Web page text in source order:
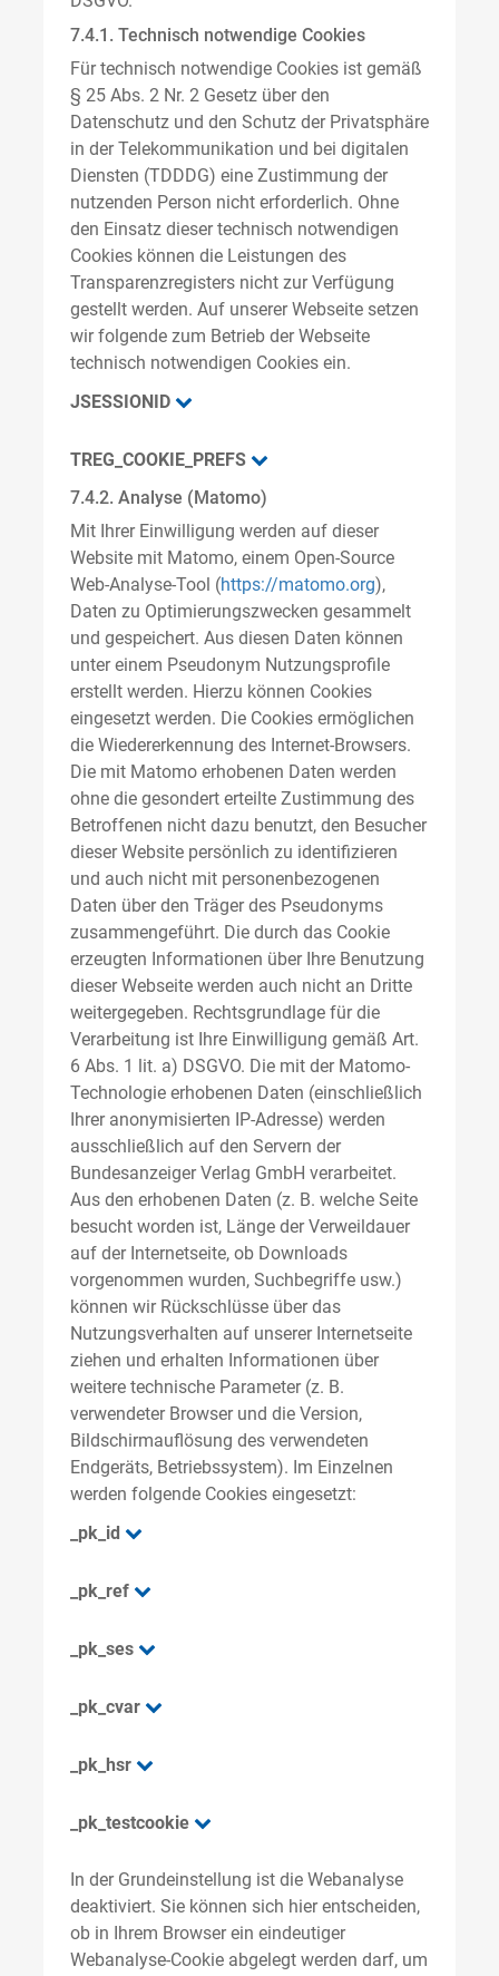
7.4.1. Technisch notwendige Cookies
Für technisch notwendige Cookies ist gemäß
§ 25 Abs. 2 Nr. 2 Gesetz über den
Datenschutz und den Schutz der Privatsphäre
in der Telekommunikation und bei digitalen
Diensten (TDDDG) eine Zustimmung der
nutzenden Person nicht erforderlich. Ohne
den Einsatz dieser technisch notwendigen
Cookies können die Leistungen des
Transparenzregisters nicht zur Verfügung
gestellt werden. Auf unserer Webseite setzen
wir folgende zum Betrieb der Webseite
technisch notwendigen Cookies ein.
JSESSIONID
TREG_COOKIE_PREFS
7.4.2. Analyse (Matomo)
Mit Ihrer Einwilligung werden auf dieser
Website mit Matomo, einem Open-Source
Web-Analyse-Tool (https://matomo.org),
Daten zu Optimierungszwecken gesammelt
und gespeichert. Aus diesen Daten können
unter einem Pseudonym Nutzungsprofile
erstellt werden. Hierzu können Cookies
eingesetzt werden. Die Cookies ermöglichen
die Wiedererkennung des Internet-Browsers.
Die mit Matomo erhobenen Daten werden
ohne die gesondert erteilte Zustimmung des
Betroffenen nicht dazu benutzt, den Besucher
dieser Website persönlich zu identifizieren
und auch nicht mit personenbezogenen
Daten über den Träger des Pseudonyms
zusammengeführt. Die durch das Cookie
erzeugten Informationen über Ihre Benutzung
dieser Webseite werden auch nicht an Dritte
weitergegeben. Rechtsgrundlage für die
Verarbeitung ist Ihre Einwilligung gemäß Art.
6 Abs. 1 lit. a) DSGVO. Die mit der Matomo-
Technologie erhobenen Daten (einschließlich
Ihrer anonymisierten IP-Adresse) werden
ausschließlich auf den Servern der
Bundesanzeiger Verlag GmbH verarbeitet.
Aus den erhobenen Daten (z. B. welche Seite
besucht worden ist, Länge der Verweildauer
auf der Internetseite, ob Downloads
vorgenommen wurden, Suchbegriffe usw.)
können wir Rückschlüsse über das
Nutzungsverhalten auf unserer Internetseite
ziehen und erhalten Informationen über
weitere technische Parameter (z. B.
verwendeter Browser und die Version,
Bildschirmauflösung des verwendeten
Endgeräts, Betriebssystem). Im Einzelnen
werden folgende Cookies eingesetzt:
_pk_id
_pk_ref
_pk_ses
_pk_cvar
_pk_hsr
_pk_testcookie
In der Grundeinstellung ist die Webanalyse
deaktiviert. Sie können sich hier entscheiden,
ob in Ihrem Browser ein eindeutiger
Webanalyse-Cookie abgelegt werden darf, um